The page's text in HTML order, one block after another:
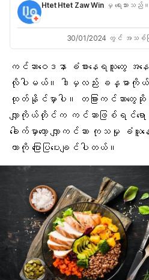
Htet Htet Zaw Winမှ ရေးသားသည်။
30/01/2024 တွင် အသ
ကင်ဆာဝေဒနာ ခံစားနေရသူတွေ အ
လိုပါမယ်။ ဒါမှလည်း ခန္ဓာကိုယ်
ထုတ်နိုင်မှာပါ။ တခြားကင်ဆာတွေဆို
လျှာကိုယ်တိုင်က ကင်ဆာဖြစ်ရင်ရေ
ခေါက်မှာတော့ လျှာကင်ဆာ ကုသမှု ခံယူ
တာကို ပြောပြပေးချင်ပါတယ်။